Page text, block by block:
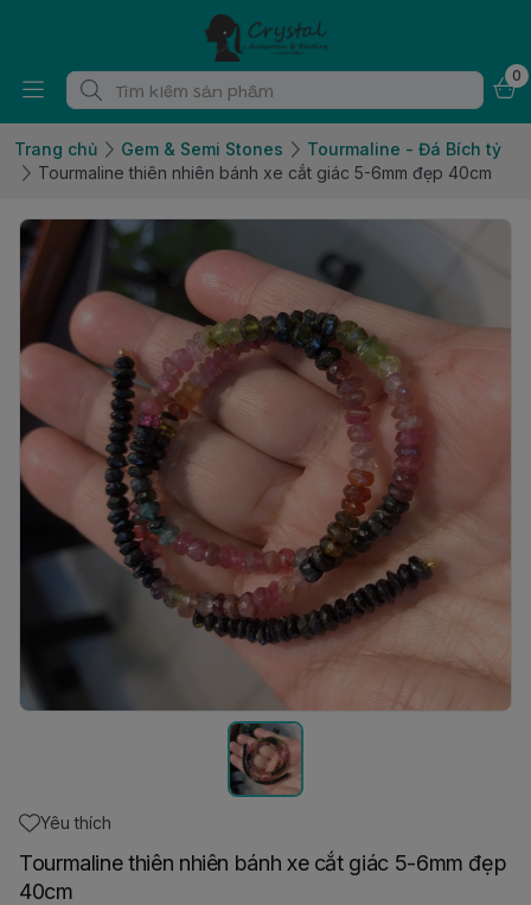
0
Trang chủ Gem & Semi Stones
Tourmaline - Đá Bích tỷ
Tourmaline thiên nhiên bánh xe cắt giác 5-6mm đẹp 40cm
Yêu thích
Tourmaline thiên nhiên bánh xe cắt giác 5-6mm đẹp
40cm